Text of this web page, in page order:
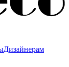
Дизайнерам